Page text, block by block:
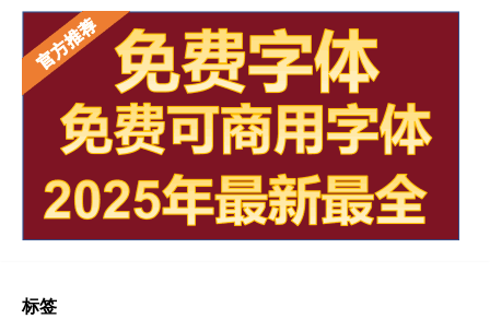
标签